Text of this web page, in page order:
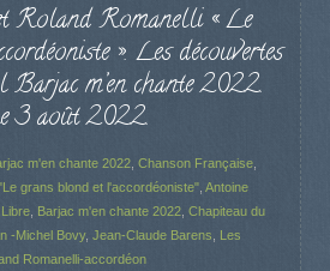
Roland Romanelli « Le
». Les découvertes
Barjac m’en chante 2022.
3 août 2022.
m'en chante 2022 Chanson Française
grans blond et l'accordéoniste" Antoine
Barjac m'en chante 2022 Chapiteau du
-Michel Bovy, Jean-Claude Barens
Les
Romanelli-accordéon